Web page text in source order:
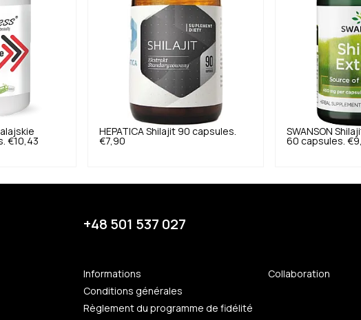
€10,43
HEPATICA Shilajit 90 capsules.
€7,90
SWANSON
60 capsules.
+48 501 537 027
Informations
Conditions générales
Règlement du programme de fidélité
Collaboration